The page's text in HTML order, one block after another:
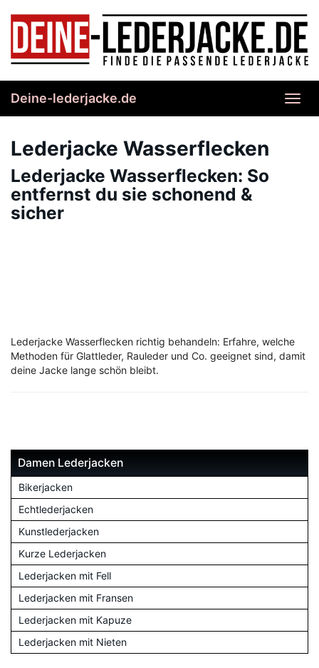
content
Deine-lederjacke.de
Lederjacke Wasserflecken
Lederjacke Wasserflecken: So
entfernst du sie schonend &
sicher
Lederjacke Wasserflecken richtig behandeln: Erfahre, welche
Methoden für Glattleder, Rauleder und Co. geeignet sind, damit
deine Jacke lange schön bleibt.
Damen Lederjacken
Bikerjacken
Echtlederjacken
Kunstlederjacken
Kurze Lederjacken
Lederjacken mit Fell
Lederjacken mit Fransen
Lederjacken mit Kapuze
Lederjacken mit Nieten